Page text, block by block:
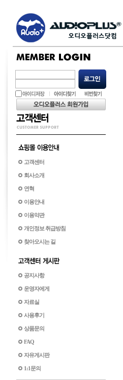
고객센터
회사소개
연혁
이용안내
이용약관
개인정보 취급방침
찾아오시는 길
공지사항
운영자에게
자료실
사용후기
상품문의
FAQ
자유게시판
1:1문의